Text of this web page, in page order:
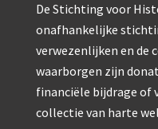
Rathenower
De Stichting voor
onafhankelijke
verwezenlijken en
waarborgen zijn
financiële bijdrage of
collectie van harte